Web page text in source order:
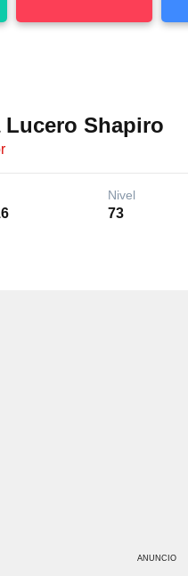
Lucero Shapiro
Nivel
73
ANUNCIO